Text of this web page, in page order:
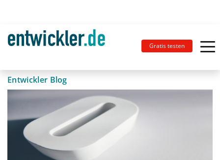
Gratis testen
Entwickler Blog